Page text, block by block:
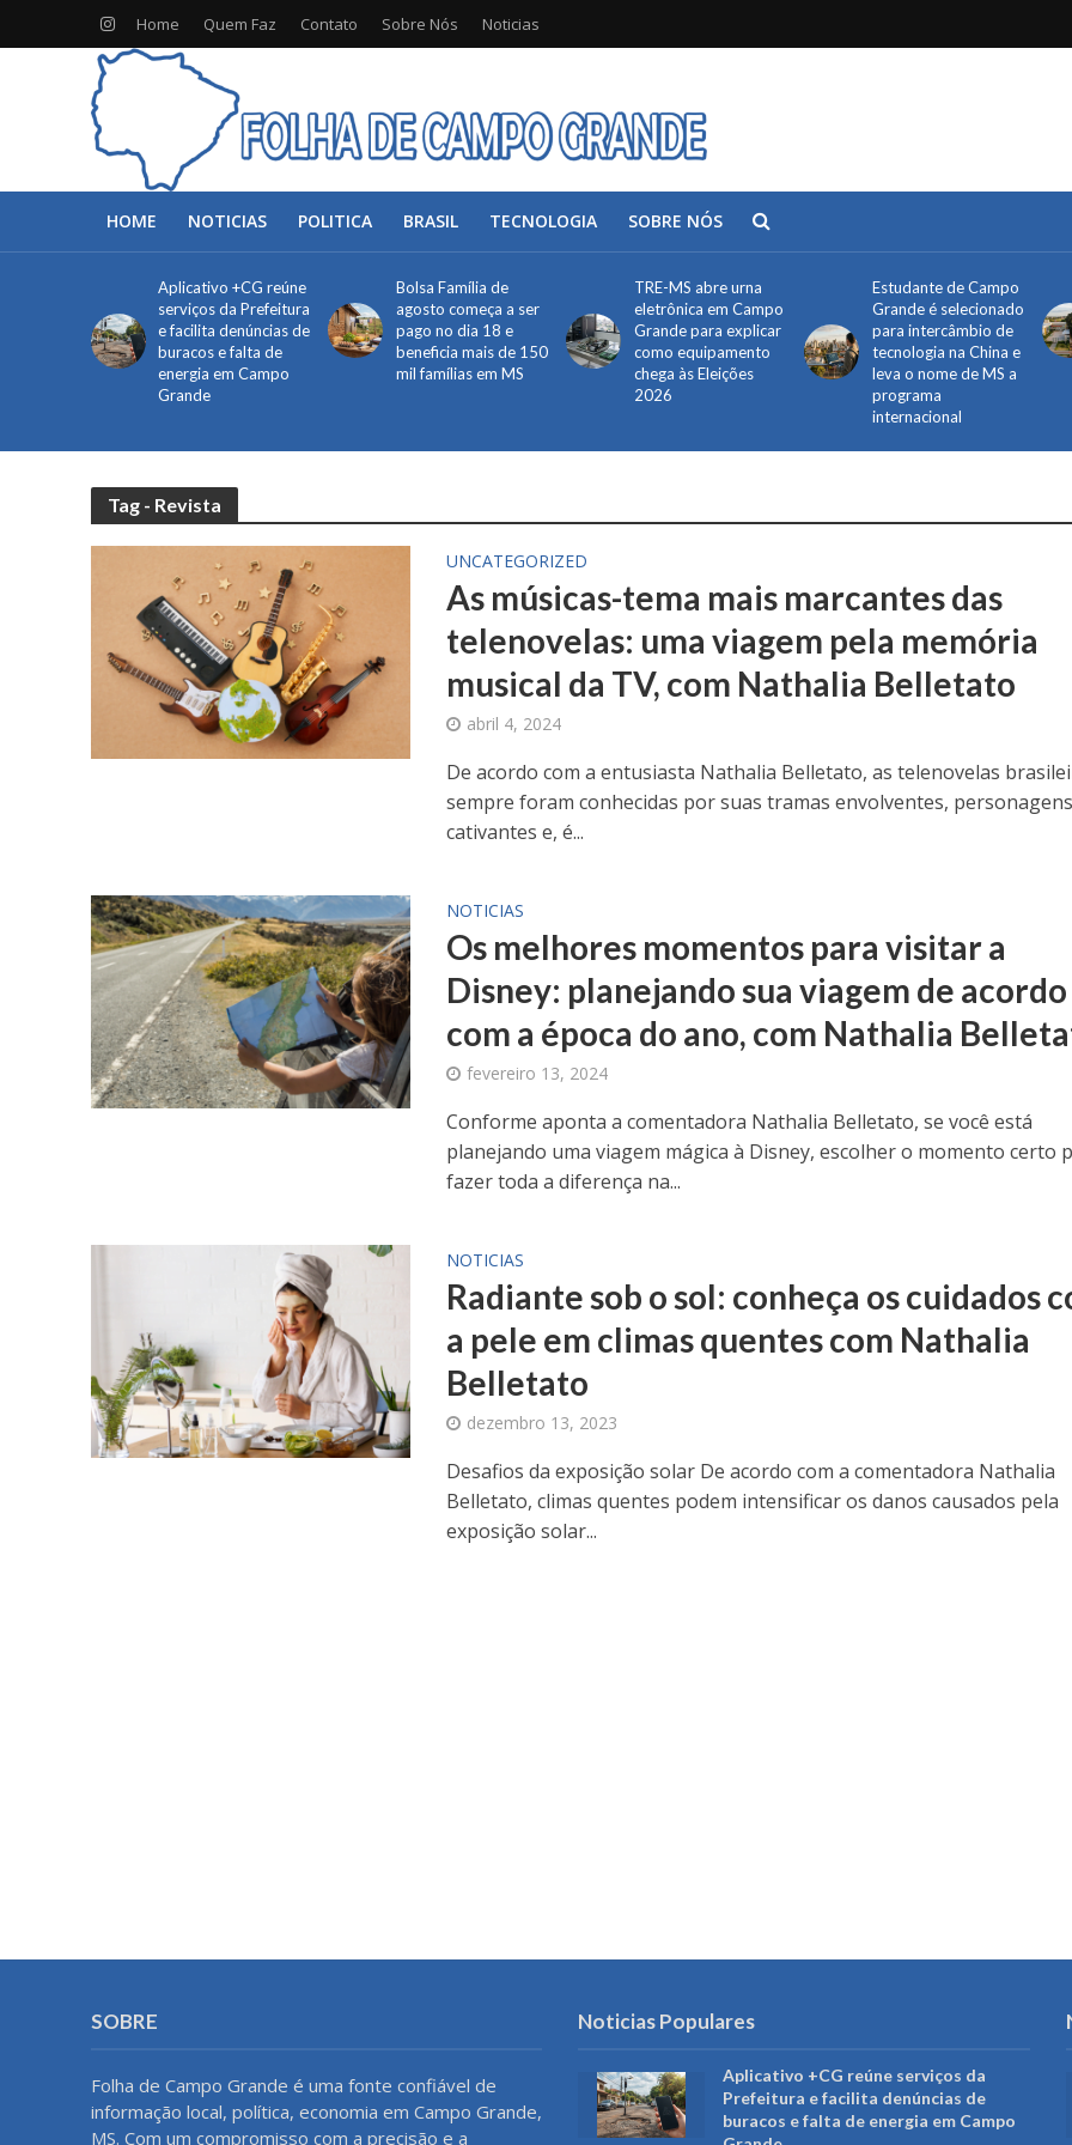
Home Quem Faz Contato Sobre Nós Noticias
HOME NOTICIAS POLITICA BRASIL TECNOLOGIA SOBRE NÓS
Aplicativo +CG reúne
serviços da Prefeitura
e facilita denúncias de
buracos e falta de
energia em Campo
Grande
Bolsa Família de
agosto começa a ser
pago no dia 18 e
beneficia mais de 150
mil famílias em MS
TRE-MS abre urna
eletrônica em Campo
Grande para explicar
como equipamento
chega às Eleições
2026
Estudante de Campo
Grande é selecionado
para intercâmbio de
tecnologia na China e
leva o nome de MS a
programa
internacional
Tag - Revista
UNCATEGORIZED
As músicas-tema mais marcantes das
telenovelas: uma viagem pela memória
musical da TV, com Nathalia Belletato
abril 4, 2024
De acordo com a entusiasta Nathalia Belletato, as telenovelas
sempre foram conhecidas por suas tramas envolventes, personagens
cativantes e, é...
NOTICIAS
Os melhores momentos para visitar a
Disney: planejando sua viagem de acordo
com a época do ano, com Nathalia
fevereiro 13, 2024
Conforme aponta a comentadora Nathalia Belletato, se você está
planejando uma viagem mágica à Disney, escolher o momento certo
fazer toda a diferença na...
NOTICIAS
Radiante sob o sol: conheça os cuidados
a pele em climas quentes com Nathalia
Belletato
dezembro 13, 2023
Desafios da exposição solar De acordo com a comentadora Nathalia
Belletato, climas quentes podem intensificar os danos causados pela
exposição solar...
SOBRE
Folha de Campo Grande é uma fonte confiável de
informação local, política, economia em Campo Grande,
MS. Com um compromisso com a precisão e a
Noticias Populares
Aplicativo +CG reúne serviços da
Prefeitura e facilita denúncias de
buracos e falta de energia em Campo